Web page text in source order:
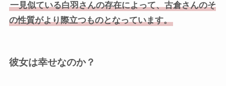
一見似ている白羽さんの存在によって、古倉さんのそ
の性質がより際立つものとなっています。
彼女は幸せなのか？